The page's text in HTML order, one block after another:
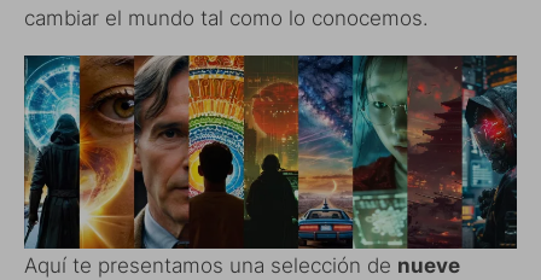
cambiar el mundo tal como lo conocemos.
Aquí te presentamos una selección de nueve